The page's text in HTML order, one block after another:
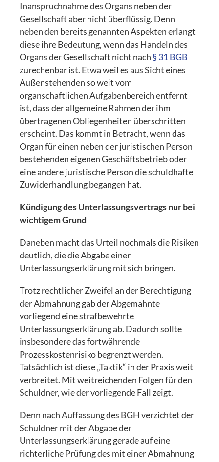
Inanspruchnahme des Organs neben der
Gesellschaft aber nicht überflüssig. Denn
neben den bereits genannten Aspekten erlangt
diese ihre Bedeutung, wenn das Handeln des
Organs der Gesellschaft nicht nach § 31 BGB
zurechenbar ist. Etwa weil es aus Sicht eines
Außenstehenden so weit vom
organschaftlichen Aufgabenbereich entfernt
ist, dass der allgemeine Rahmen der ihm
übertragenen Obliegenheiten überschritten
erscheint. Das kommt in Betracht, wenn das
Organ für einen neben der juristischen Person
bestehenden eigenen Geschäftsbetrieb oder
eine andere juristische Person die schuldhafte
Zuwiderhandlung begangen hat.
Kündigung des Unterlassungsvertrags nur bei
wichtigem Grund
Daneben macht das Urteil nochmals die Risiken
deutlich, die die Abgabe einer
Unterlassungserklärung mit sich bringen.
Trotz rechtlicher Zweifel an der Berechtigung
der Abmahnung gab der Abgemahnte
vorliegend eine strafbewehrte
Unterlassungserklärung ab. Dadurch sollte
insbesondere das fortwährende
Prozesskostenrisiko begrenzt werden.
Tatsächlich ist diese „Taktik“ in der Praxis weit
verbreitet. Mit weitreichenden Folgen für den
Schuldner, wie der vorliegende Fall zeigt.
Denn nach Auffassung des BGH verzichtet der
Schuldner mit der Abgabe der
Unterlassungserklärung gerade auf eine
richterliche Prüfung des mit einer Abmahnung